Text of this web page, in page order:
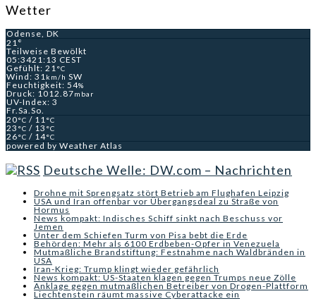
Wetter
Odense, DK
21°
Teilweise Bewölkt
05:3421:13 CEST
Gefühlt: 21°C
Wind: 31km/h SW
Feuchtigkeit: 54%
Druck: 1012.87mbar
UV-Index: 3
Fr.Sa.So.
20°C / 11°C
23 °C / 13 °C
26°C / 14°C
powered by Weather Atlas
Deutsche Welle: DW.com – Nachrichten
Drohne mit Sprengsatz stört Betrieb am Flughafen Leipzig
USA und Iran offenbar vor Übergangsdeal zu Straße von
Hormus
News kompakt: Indisches Schiff sinkt nach Beschuss vor
Jemen
Unter dem Schiefen Turm von Pisa bebt die Erde
Behörden: Mehr als 6100 Erdbeben-Opfer in Venezuela
Mutmaßliche Brandstiftung: Festnahme nach Waldbränden in
USA
Iran-Krieg: Trump klingt wieder gefährlich
News kompakt: US-Staaten klagen gegen Trumps neue Zölle
Anklage gegen mutmaßlichen Betreiber von Drogen-Plattform
Liechtenstein räumt massive Cyberattacke ein